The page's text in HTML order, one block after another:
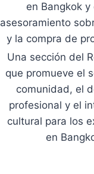
en Bangkok y
asesoramiento
y la compra de
Una sección del
que promueve el
comunidad, el
profesional y el
cultural para los
en